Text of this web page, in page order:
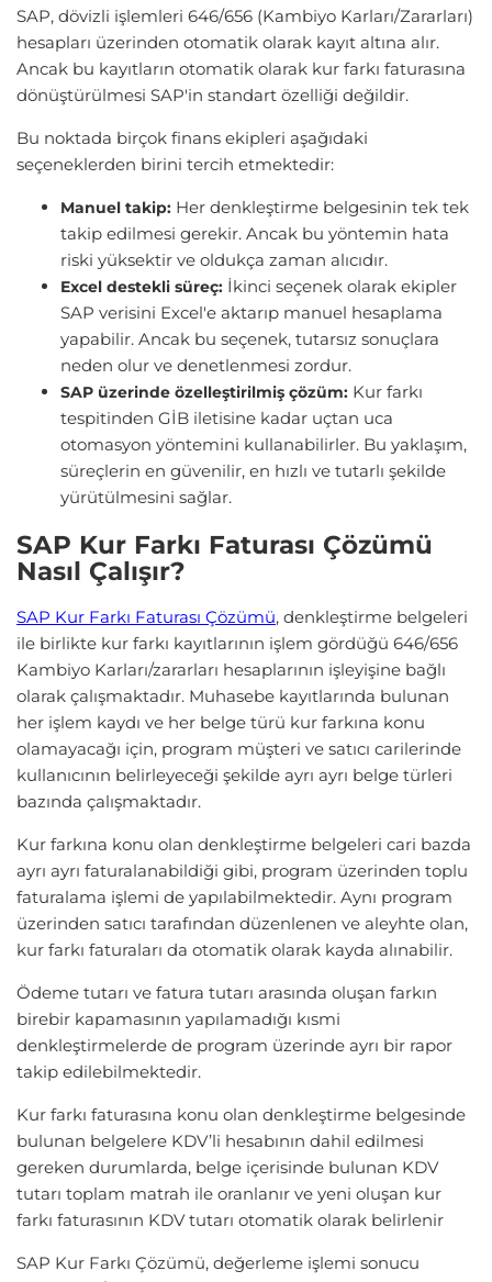
SAP, dövizli işlemleri 646/656 (Kambiyo Karları/Zararları)
hesapları üzerinden otomatik olarak kayıt altına alır.
Ancak bu kayıtların otomatik olarak kur farkı faturasına
dönüştürülmesi SAP'in standart özelliği değildir.
Bu noktada birçok finans ekipleri aşağıdaki
seçeneklerden birini tercih etmektedir:
Manuel takip: Her denkleştirme belgesinin tek tek
takip edilmesi gerekir. Ancak bu yöntemin hata
riski yüksektir ve oldukça zaman alıcıdır.
Excel destekli süreç: İkinci seçenek olarak ekipler
SAP verisini Excel'e aktarıp manuel hesaplama
yapabilir. Ancak bu seçenek, tutarsız sonuçlara
neden olur ve denetlenmesi zordur.
SAP üzerinde özelleştirilmiş çözüm: Kur farkı
tespitinden GİB iletisine kadar uçtan uca
otomasyon yöntemini kullanabilirler. Bu yaklaşım,
süreçlerin en güvenilir, en hızlı ve tutarlı şekilde
yürütülmesini sağlar.
SAP Kur Farkı Faturası Çözümü
Nasıl Çalışır?
SAP Kur Farkı Faturası Çözümü, denkleştirme belgeleri
ile birlikte kur farkı kayıtlarının işlem gördüğü 646/656
Kambiyo Karları/zararları hesaplarının işleyişine bağlı
olarak çalışmaktadır. Muhasebe kayıtlarında bulunan
her işlem kaydı ve her belge türü kur farkına konu
olamayacağı için, program müşteri ve satıcı carilerinde
kullanıcının belirleyeceği şekilde ayrı ayrı belge türleri
bazında çalışmaktadır.
Kur farkına konu olan denkleştirme belgeleri cari bazda
ayrı ayrı faturalanabildiği gibi, program üzerinden toplu
faturalama işlemi de yapılabilmektedir. Aynı program
üzerinden satıcı tarafından düzenlenen ve aleyhte olan,
kur farkı faturaları da otomatik olarak kayda alınabilir.
Ödeme tutarı ve fatura tutarı arasında oluşan farkın
birebir kapamasının yapılamadığı kısmi
denkleştirmelerde de program üzerinde ayrı bir rapor
takip edilebilmektedir.
Kur farkı faturasına konu olan denkleştirme belgesinde
bulunan belgelere KDV’li hesabının dahil edilmesi
gereken durumlarda, belge içerisinde bulunan KDV
tutarı toplam matrah ile oranlanır ve yeni oluşan kur
farkı faturasının KDV tutarı otomatik olarak belirlenir
SAP Kur Farkı Çözümü, değerleme işlemi sonucu